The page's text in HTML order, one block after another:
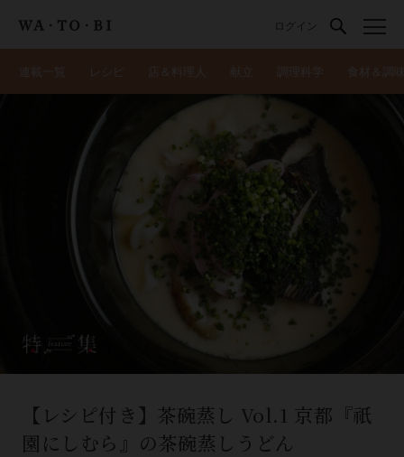
ログイン
【レシピ付き】茶碗蒸し Vol.1 京都『祇
園にしむら』の茶碗蒸しうどん